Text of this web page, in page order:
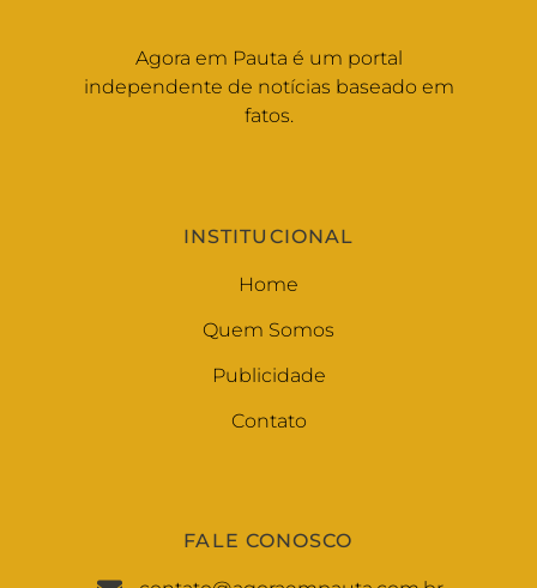
Agora em Pauta é um portal
independente de notícias baseado em
fatos.
INSTITUCIONAL
Home
Quem Somos
Publicidade
Contato
FALE CONOSCO